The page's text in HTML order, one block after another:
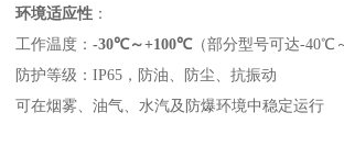
环境适应性 ‌：
工作温度：‌-30℃～+100℃（部分型号可达-40℃
防护等级：IP65，防油、防尘、抗振动
可在烟雾、油气、水汽及防爆环境中稳定运行